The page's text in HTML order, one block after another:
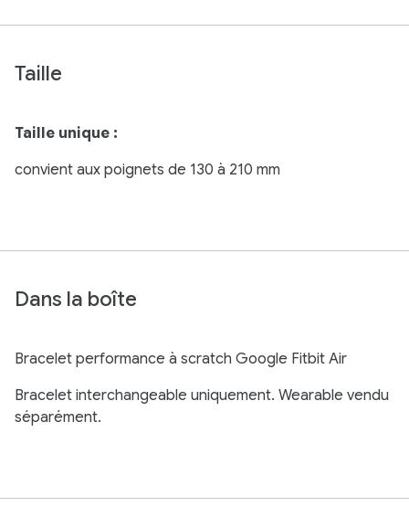
Taille
Taille unique :
convient aux poignets de 130 à 210 mm
Dans la boîte
Bracelet performance à scratch Google Fitbit Air
Bracelet interchangeable uniquement. Wearable vendu
séparément.